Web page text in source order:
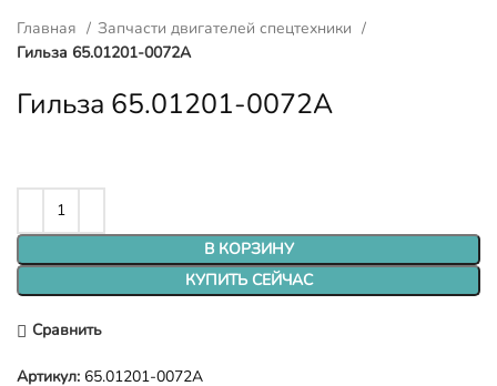
Главная
Запчасти двигателей спецтехники
Гильза 65.01201-0072A
Гильза 65.01201-0072A
В КОРЗИНУ
КУПИТЬ СЕЙЧАС
Сравнить
Артикул: 65.01201-0072A